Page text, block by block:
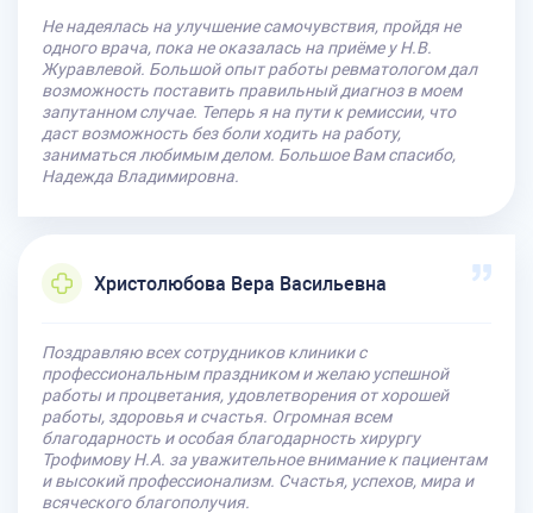
Не надеялась на улучшение самочувствия, пройдя не
одного врача, пока не оказалась на приёме у Н.В.
Журавлевой. Большой опыт работы ревматологом дал
возможность поставить правильный диагноз в моем
запутанном случае. Теперь я на пути к ремиссии, что
даст возможность без боли ходить на работу,
заниматься любимым делом. Большое Вам спасибо,
Надежда Владимировна.
Христолюбова Вера Васильевна
Поздравляю всех сотрудников клиники с
профессиональным праздником и желаю успешной
работы и процветания, удовлетворения от хорошей
работы, здоровья и счастья. Огромная всем
благодарность и особая благодарность хирургу
Трофимову Н.А. за уважительное внимание к пациентам
и высокий профессионализм. Счастья, успехов, мира и
всяческого благополучия.